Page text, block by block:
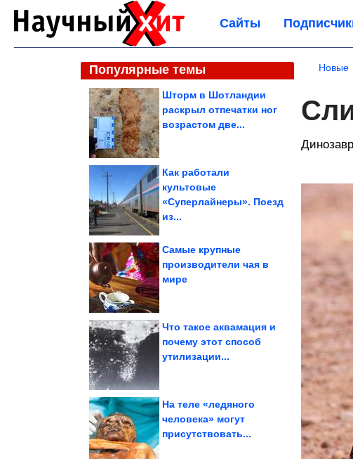
Сайты
Популярные темы
Шторм в Шотландии
раскрыл отпечатки ног
возрастом две...
Как работали
культовые
«Суперлайнеры». Поезд
из...
Самые крупные
производители чая в
мире
Что такое аквамация и
почему этот способ
утилизации...
На теле «ледяного
человека» могут
присутствовать...
Новые